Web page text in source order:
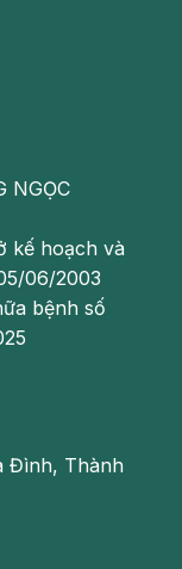
NGỌC
kế hoạch và
06/2003
bệnh số
Đình, Thành